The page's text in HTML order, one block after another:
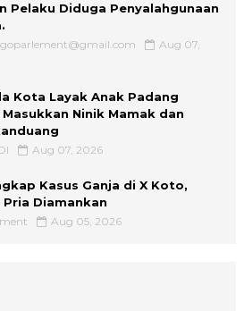
Pelaku Diduga Penyalahgunaan
Aug 07,
Kota Layak Anak Padang
Ninik Mamak dan
Aug 07, 2026
Kasus Ganja di X Koto,
Pria Diamankan
Aug 05, 2026